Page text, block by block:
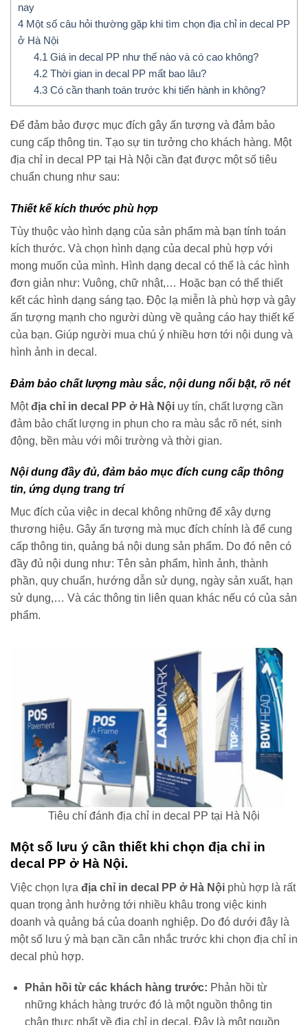
nay
4 Một số câu hỏi thường gặp khi tìm chọn địa chỉ in decal PP
ở Hà Nội
4.1 Giá in decal PP như thế nào và có cao không?
4.2Thời gian in decal PP mất bao lâu?
4.3Có cần thanh toán trước khi tiến hành in không?
Để đảm bảo được mục đích gây ấn tượng và đảm bảo
cung cấp thông tin. Tạo sự tin tưởng cho khách hàng. Một
địa chỉ in decal PP tại Hà Nội cần đạt được một số tiêu
chuẩn chung như sau:
Thiết kế kích thước phù hợp
Tùy thuộc vào hình dạng của sản phẩm mà bạn tính toán
kích thước. Và chọn hình dạng của decal phù hợp với
mong muốn của mình. Hình dạng decal có thể là các hình
đơn giản như: Vuông, chữ nhật,… Hoặc bạn có thể thiết
kết các hình dạng sáng tạo. Độc lạ miễn là phù hợp và gây
ấn tượng mạnh cho người dùng về quảng cáo hay thiết kế
của bạn. Giúp người mua chú ý nhiều hơn tới nội dung và
hình ảnh in decal.
Đảm bảo chất lượng màu sắc, nội dung nổi bật, rõ nét
Mộtđịa chỉ in decal PP ở Hà Nội uy tín, chất lượng cần
đảm bảo chất lượng in phun cho ra màu sắc rõ nét, sinh
động, bền màu với môi trường và thời gian.
Nội dung đầy đủ, đảm bảo mục đích cung cấp thông
tin, ứng dụng trang trí
Mục đích của việc in decal không những để xây dựng
thương hiệu. Gây ấn tượng mà mục đích chính là để cung
cấp thông tin, quảng bá nội dung sản phẩm. Do đó nên có
đầy đủ nội dung như: Tên sản phẩm, hình ảnh, thành
phần, quy chuẩn, hướng dẫn sử dụng, ngày sản xuất, hạn
sử dụng,… Và các thông tin liên quan khác nếu có của sản
phẩm.
Tiêu chí đánh địa chỉ in decal PP tại Hà Nội
Một số lưu ý cần thiết khi chọn địa chỉ in
decal PP ở Hà Nội.
Việc chọn lựa địa chỉ in decal PP ở Hà Nội phù hợp là rất
quan trọng ảnh hưởng tới nhiều khâu trong việc kinh
doanh và quảng bá của doanh nghiệp. Do đó dưới đây là
một số lưu ý mà bạn cần cân nhắc trước khi chọn địa chỉ in
decal phù hợp.
Phản hồi từ các khách hàng trước: Phản hồi từ
những khách hàng trước đó là một nguồn thông tin
chân thực nhất về địa chỉ in decal. Đây là một nguồn